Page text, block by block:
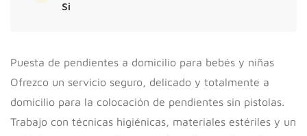
Si
Puesta de pendientes a domicilio para bebés y niñas
Ofrezco un servicio seguro, delicado y totalmente a
domicilio para la colocación de pendientes sin pistolas.
Trabajo con técnicas higiénicas, materiales estériles y un